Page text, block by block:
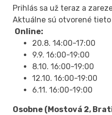
Prihlás sa už teraz a
Aktuálne sú otvorené
Online:
20.8. 14:00-17:00
9.9. 16:00-19:00
8.10. 16:00-19:00
12.10. 16:00-19:00
6.11. 16:00-19:00
Osobne (Mostová 2,